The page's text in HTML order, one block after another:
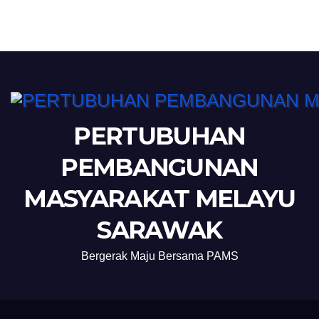
PERTUBUHAN
PEMBANGUNAN
MASYARAKAT MELAYU
SARAWAK
Bergerak Maju Bersama PAMS